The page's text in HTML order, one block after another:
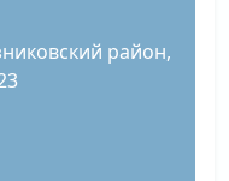
район,